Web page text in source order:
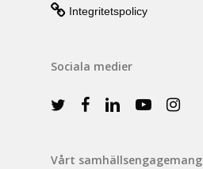
Integritetspolicy
Sociala medier
Vårt samhällsengagemang